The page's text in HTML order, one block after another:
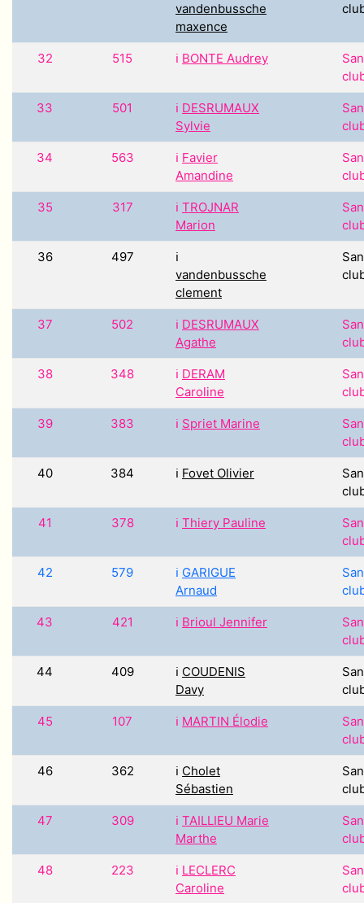
vandenbussche
maxence
32 515 ℹ️ BONTE Audrey
33 501 ℹ️ DESRUMAUX
Sylvie
34 563 ℹ️ Favier
Amandine
35 317 ℹ️ TROJNAR
Marion
36 497
ℹ️
vandenbussche
clement
37 502 ℹ️ DESRUMAUX
Agathe
38 348 ℹ️ DERAM
Caroline
39 383 ℹ️ Spriet Marine
40 384 ℹ️ Fovet Olivier
41 378 ℹ️ Thiery Pauline
42 579 ℹ️ GARIGUE
Arnaud
43 421 ℹ️ Brioul Jennifer
44 409 ℹ️ COUDENIS
Davy
45 107 ℹ️ MARTIN Élodie
46 362 ℹ️ Cholet
Sébastien
47 309 ℹ️ TAILLIEU Marie
Marthe
48 223 ℹ️ LECLERC
Caroline